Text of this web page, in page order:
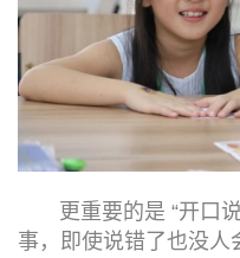
更重要的是 “开口说
事，即使说错了也没人